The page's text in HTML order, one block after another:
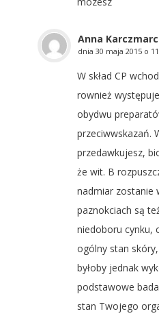
Anna
dnia 30 maja 2015 o
W skład CP
rownież
obydwu
przeciwwskazań.
przedawkujesz,
że wit. B
nadmiar zostanie
paznokciach są
niedoboru cynku,
ogólny stan
byłoby jednak
podstawowe
stan Twojego